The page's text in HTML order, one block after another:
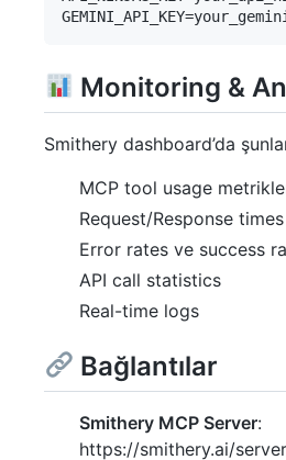
Monitoring &
Smithery dashboard’da
MCP tool usage
Request/Response times
Error rates ve success
API call statistics
Real-time logs
Bağlantılar
Smithery MCP Server:
https://smithery.ai/